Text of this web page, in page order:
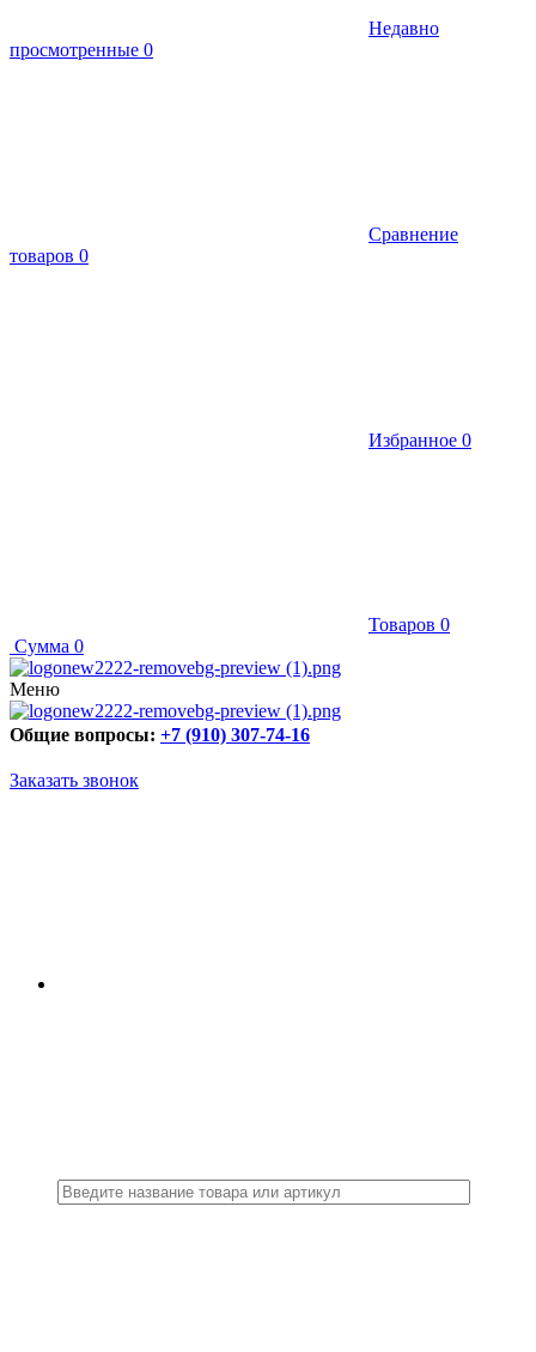
Недавно
просмотренные 0
Сравнение
товаров 0
Избранное 0
Товаров 0
Сумма 0
Меню
Общие вопросы: +7 (910) 307-74-16
Заказать звонок